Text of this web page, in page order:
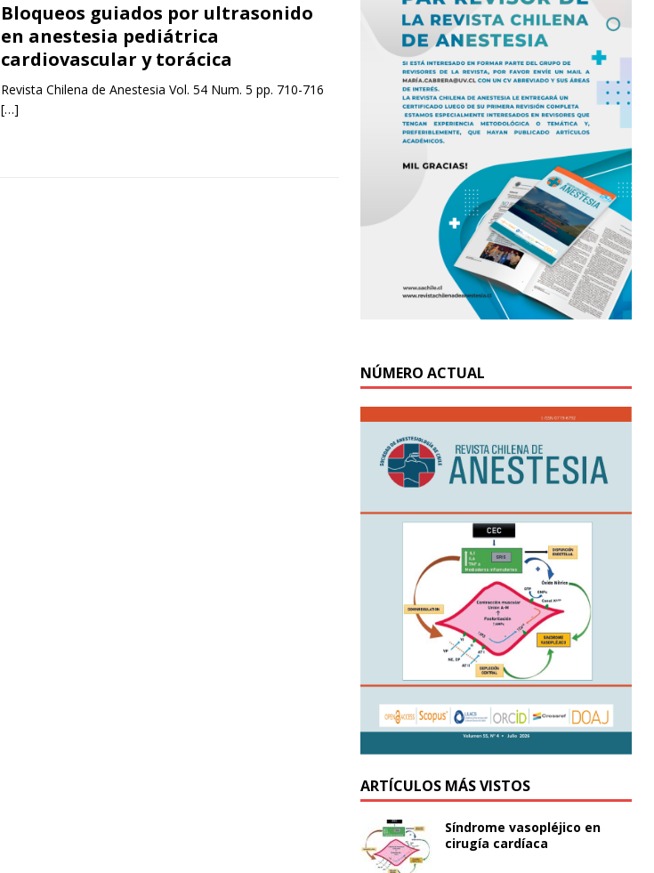
Bloqueos guiados por ultrasonido
en anestesia pediátrica
cardiovascular y torácica
Revista Chilena de Anestesia Vol. 54 Num. 5 pp. 710-716
[…]
NÚMERO ACTUAL
ARTÍCULOS MÁS VISTOS
Síndrome vasopléjico en
cirugía cardíaca